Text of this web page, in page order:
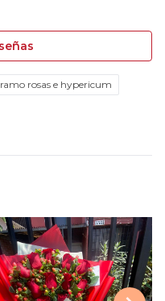
ramo rosas e hypericum